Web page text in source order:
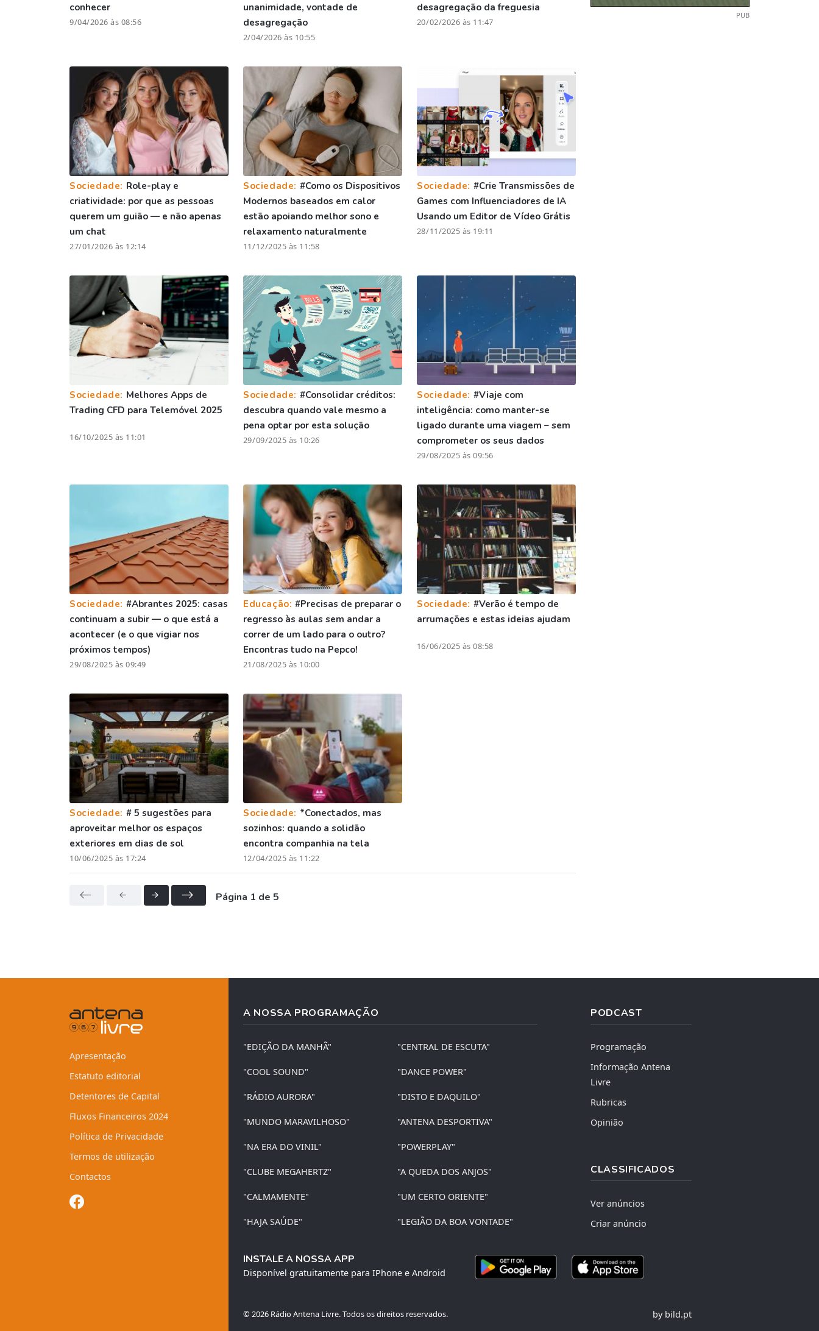
conhecer
9/04/2026 às 08:56
unanimidade, vontade de
desagregação
2/04/2026 às 10:55
desagregação da freguesia
20/02/2026 às 11:47
Sociedade: Role-play e
criatividade: por que as pessoas
querem um guião — e não apenas
um chat
27/01/2026 às 12:14
Sociedade: #Como os Dispositivos
Modernos baseados em calor
estão apoiando melhor sono e
relaxamento naturalmente
11/12/2025 às 11:58
Sociedade: #Crie Transmissões de
Games com Influenciadores de IA
Usando um Editor de Vídeo Grátis
28/11/2025 às 19:11
Sociedade: Melhores Apps de
Trading CFD para Telemóvel 2025
16/10/2025 às 11:01
Sociedade: #Consolidar créditos:
descubra quando vale mesmo a
pena optar por esta solução
29/09/2025 às 10:26
Sociedade: #Viaje com
inteligência: como manter-se
ligado durante uma viagem – sem
comprometer os seus dados
29/08/2025 às 09:56
Sociedade: #Abrantes 2025: casas
continuam a subir — o que está a
acontecer (e o que vigiar nos
próximos tempos)
29/08/2025 às 09:49
Educação:#Precisas de preparar o
regresso às aulas sem andar a
correr de um lado para o outro?
Encontras tudo na Pepco!
21/08/2025 às 10:00
Sociedade: #Verão é tempo de
arrumações e estas ideias ajudam
16/06/2025 às 08:58
Sociedade: # 5 sugestões para
aproveitar melhor os espaços
exteriores em dias de sol
10/06/2025 às 17:24
Sociedade: *Conectados, mas
sozinhos: quando a solidão
encontra companhia na tela
12/04/2025 às 11:22
Página 1 de 5
PUB
Apresentação
Estatuto editorial
Detentores de Capital
Fluxos Financeiros 2024
Política de Privacidade
Termos de utilização
Contactos
A NOSSA PROGRAMAÇÃO
"EDIÇÃO DA MANHÃ" "CENTRAL DE ESCUTA"
"COOL SOUND" "DANCE POWER"
"RÁDIO AURORA" "DISTO E DAQUILO"
"MUNDO MARAVILHOSO" "ANTENA DESPORTIVA"
"NA ERA DO VINIL" "POWERPLAY"
"CLUBE MEGAHERTZ" "A QUEDA DOS ANJOS"
"CALMAMENTE" "UM CERTO ORIENTE"
"HAJA SAÚDE" "LEGIÃO DA BOA VONTADE"
PODCAST
Programação
Informação Antena
Livre
Rubricas
Opinião
CLASSIFICADOS
Ver anúncios
Criar anúncio
INSTALE A NOSSA APP
Disponível gratuitamente para IPhone e Android
© 2026 Rádio Antena Livre. Todos os direitos reservados. by bild.pt